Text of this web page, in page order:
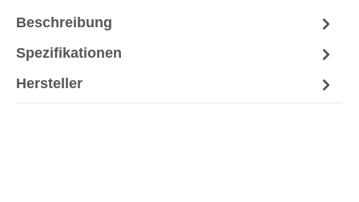
Beschreibung
Spezifikationen
Hersteller